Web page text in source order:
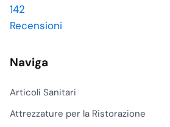
142
Recensioni
Naviga
Articoli Sanitari
Attrezzature per la Ristorazione